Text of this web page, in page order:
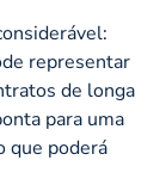
representar
de longa
para uma
que poderá